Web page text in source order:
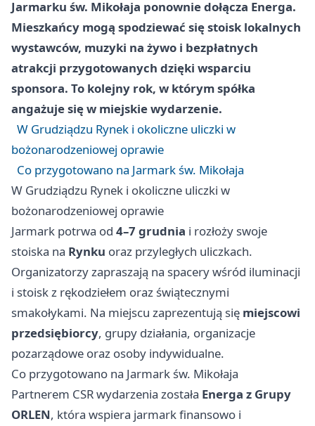
Jarmarku św. Mikołaja ponownie dołącza Energa.
Mieszkańcy mogą spodziewać się stoisk lokalnych
wystawców, muzyki na żywo i bezpłatnych
atrakcji przygotowanych dzięki wsparciu
sponsora. To kolejny rok, w którym spółka
angażuje się w miejskie wydarzenie.
W Grudziądzu Rynek i okoliczne uliczki w
bożonarodzeniowej oprawie
Co przygotowano na Jarmark św. Mikołaja
W Grudziądzu Rynek i okoliczne uliczki w
bożonarodzeniowej oprawie
Jarmark potrwa od 4–7 grudnia i rozłoży swoje
stoiska na Rynku oraz przyległych uliczkach.
Organizatorzy zapraszają na spacery wśród iluminacji
i stoisk z rękodziełem oraz świątecznymi
smakołykami. Na miejscu zaprezentują się miejscowi
przedsiębiorcy, grupy działania, organizacje
pozarządowe oraz osoby indywidualne.
Co przygotowano na Jarmark św. Mikołaja
Partnerem CSR wydarzenia została Energa z Grupy
ORLEN, która wspiera jarmark finansowo i